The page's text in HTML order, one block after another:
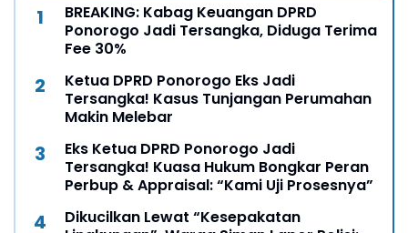
BREAKING: Kabag Keuangan DPRD
Ponorogo Jadi Tersangka, Diduga Terima
Fee 30%
Ketua DPRD Ponorogo Eks Jadi
Tersangka! Kasus Tunjangan Perumahan
Makin Melebar
Eks Ketua DPRD Ponorogo Jadi
Tersangka! Kuasa Hukum Bongkar Peran
Perbup & Appraisal: “Kami Uji Prosesnya”
Dikucilkan Lewat “Kesepakatan